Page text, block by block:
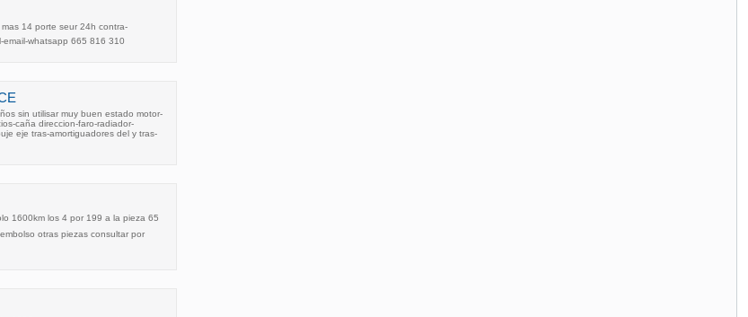
14 porte seur 24h contra-
email-whatsapp 665 816 310
sin utilisar muy buen estado motor-
caña direccion-faro-radiador-
eje tras-amortiguadores del y tras-
1600km los 4 por 199 a la pieza 65
otras piezas consultar por